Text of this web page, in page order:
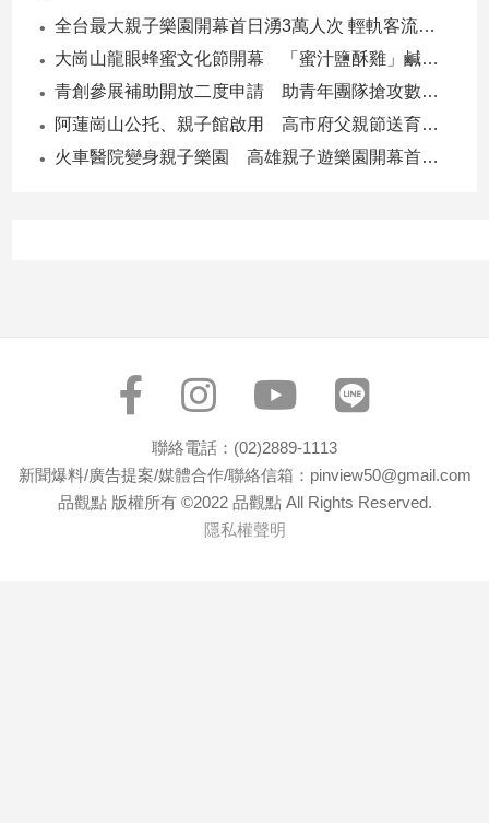
全台最大親子樂園開幕首日湧3萬人次 輕軌客流增20倍
大崗山龍眼蜂蜜文化節開幕 「蜜汁鹽酥雞」鹹甜跨界搶話題
青創參展補助開放二度申請 助青年團隊搶攻數位轉型商機
阿蓮崗山公托、親子館啟用 高市府父親節送育兒暖禮
火車醫院變身親子樂園 高雄親子遊樂園開幕首日爆棚
聯絡電話：(02)2889-1113
新聞爆料/廣告提案/媒體合作/聯絡信箱：pinview50@gmail.com
品觀點 版權所有 ©2022 品觀點 All Rights Reserved.
隱私權聲明